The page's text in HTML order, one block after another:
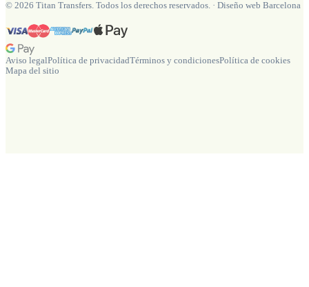
© 2026 Titan Transfers. Todos los derechos reservados. · Diseño web Barcelona
Aviso legalPolítica de privacidadTérminos y condicionesPolítica de cookies
Mapa del sitio